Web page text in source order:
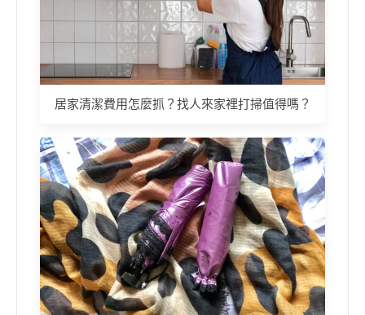
居家清潔費用怎麼抓？找人來家裡打掃值得嗎？